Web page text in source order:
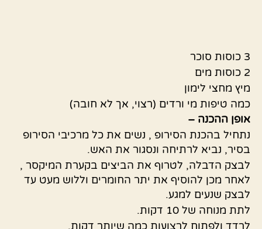
3 כוסות סוכר
2 כוסות מים
מיץ מחצי לימון
כמה טיפות מי ורדים (רצוי, אך לא חובה)
אופן ההכנה –
נתחיל בהכנת הסירופ , נשים את כל מרכיבי הסירופ
בסיר, נביא לרתיחה ונסגור את האש.
לבצק הדבלה, לטרוף את הביצים בקערת המיקסר ,
לאחר מכן להוסיף את יתר החומרים וללוש מעט עד
לבצק שנעים למגע.
לתת מנוחה של 10 דקות.
לרדד ולפתוח לרצועות כמה שיותר דקות.